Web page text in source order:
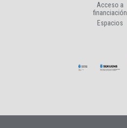
Acceso a
financiación
Espacios